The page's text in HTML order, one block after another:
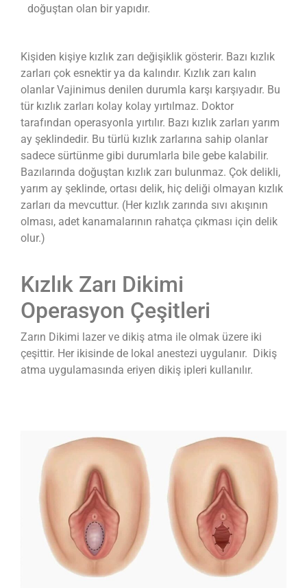
doğuştan olan bir yapıdır.
Kişiden kişiye kızlık zarı değişiklik gösterir. Bazı kızlık
zarları çok esnektir ya da kalındır. Kızlık zarı kalın
olanlar Vajinimus denilen durumla karşı karşıyadır. Bu
tür kızlık zarları kolay kolay yırtılmaz. Doktor
tarafından operasyonla yırtılır. Bazı kızlık zarları yarım
ay şeklindedir. Bu türlü kızlık zarlarına sahip olanlar
sadece sürtünme gibi durumlarla bile gebe kalabilir.
Bazılarında doğuştan kızlık zarı bulunmaz. Çok delikli,
yarım ay şeklinde, ortası delik, hiç deliği olmayan kızlık
zarları da mevcuttur. (Her kızlık zarında sıvı akışının
olması, adet kanamalarının rahatça çıkması için delik
olur.)
Kızlık Zarı Dikimi
Operasyon Çeşitleri
Zarın Dikimi lazer ve dikiş atma ile olmak üzere iki
çeşittir. Her ikisinde de lokal anestezi uygulanır. Dikiş
atma uygulamasında eriyen dikiş ipleri kullanılır.